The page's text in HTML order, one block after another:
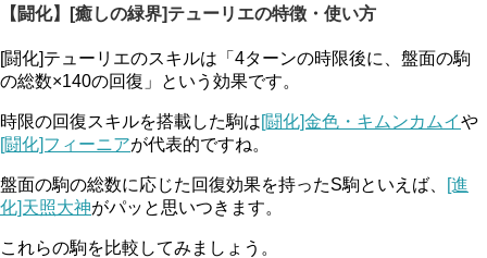
【闘化】[癒しの緑界]テューリエの特徴・使い方
[闘化]テューリエのスキルは「4ターンの時限後に、盤面の駒
の総数×140の回復」という効果です。
時限の回復スキルを搭載した駒は[闘化]金色・キムンカムイや
[闘化]フィーニアが代表的ですね。
盤面の駒の総数に応じた回復効果を持ったS駒といえば、
[進
化]天照大神がパッと思いつきます。
これらの駒を比較してみましょう。